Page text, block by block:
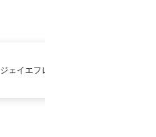
ジェイエフレディメイド